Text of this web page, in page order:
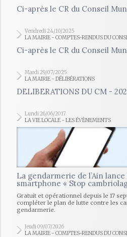
Ci-après le CR du Conseil
Vendredi 24/10/2025
LA MAIRIE - COMPTES-RENDUS DU
Ci-après le CR du Conseil
Mardi 29/07/2025
LA MAIRIE - DÉLIBÉRATIONS
DELIBERATIONS DU CM -
Lundi 26/06/2017
LA VIE LOCALE - LES ÉVÈNEMENTS
La gendarmerie de l’Ain
smartphone « Stop
Gratuit et opérationnel depuis le 17
compléter le plan de lutte contre les
gendarmerie.
Jeudi 09/07/2026
LA MAIRIE - COMPTES-RENDUS DU